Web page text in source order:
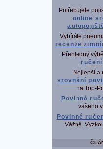
Potřebujete
online
Vybíráte
recenze
Přehledný
ručení
Nejlepší a
srovnání
na Top-
Povinné
vašeho
Povinné
Vážně.